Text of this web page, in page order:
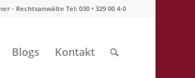
- Rechtsanwälte Tel: 030 • 329 00 4-0
Blogs Kontakt